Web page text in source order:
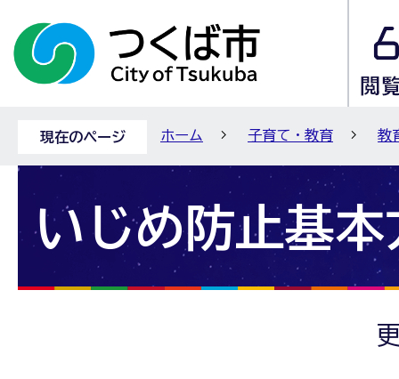
現在のページ ホーム 子育て・教育 教
いじめ防止基本